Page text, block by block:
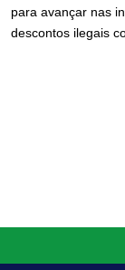
para avançar nas
descontos ilegais